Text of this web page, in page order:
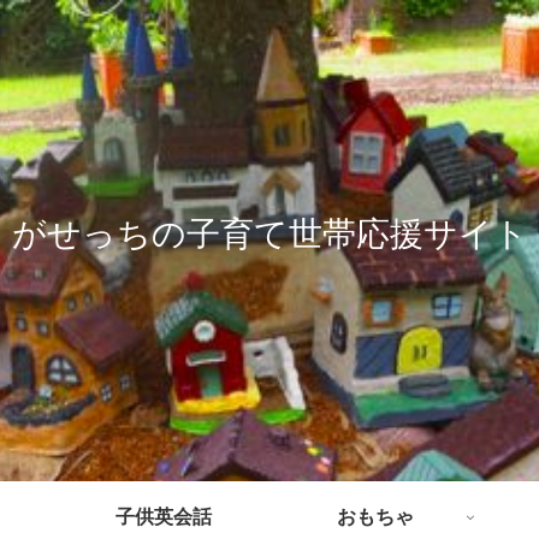
がせっちの子育て世帯応援サイト
子供英会話 おもちゃ